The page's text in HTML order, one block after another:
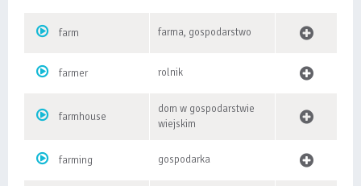
farm farma, gospodarstwo
farmer rolnik
farmhouse
dom w gospodarstwie
wiejskim
farming gospodarka